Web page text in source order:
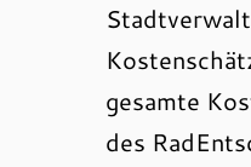
gesamte
des